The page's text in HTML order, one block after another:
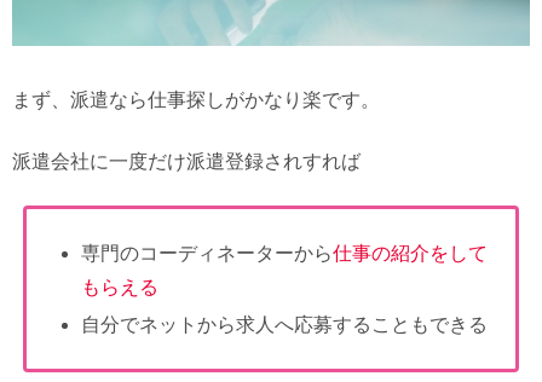
まず、派遣なら仕事探しがかなり楽です。
派遣会社に一度だけ派遣登録されすれば
専門のコーディネーターから仕事の紹介をして
もらえる
自分でネットから求人へ応募することもできる